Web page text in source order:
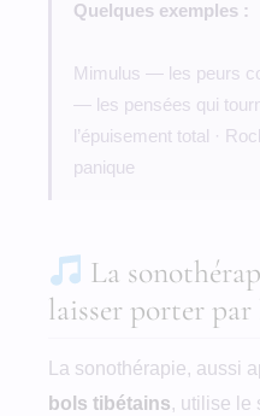
Quelques exemples :
Mimulus — les peurs
— les pensées qui
l’épuisement total ·
panique
La
laisser porter
La sonothérapie, aussi
bols tibétains, utilise le